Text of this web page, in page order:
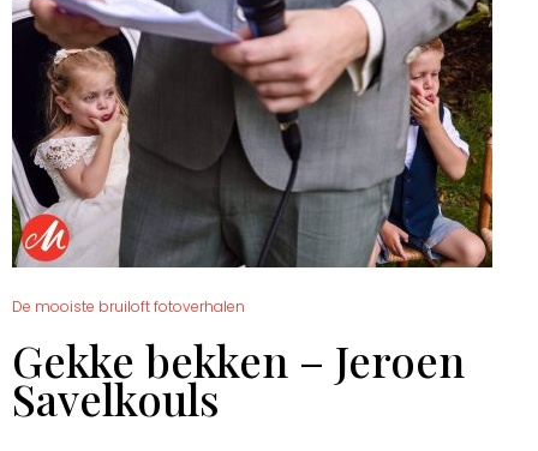
De mooiste bruiloft fotoverhalen
Gekke bekken – Jeroen
Savelkouls